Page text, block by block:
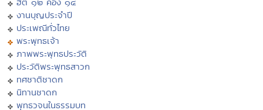
งานบุญประจำปี
ประเพณีทั่วไทย
พระพุทธเจ้า
ภาพพระพุทธประวัติ
ประวัติพระพุทธสาวก
ทศชาติชาดก
นิทานชาดก
พุทธวจนในธรรมบท